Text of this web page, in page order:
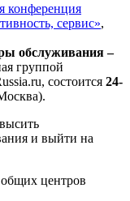
конференция
сервис»,
обслуживания –
группой
, состоится 24-
и выйти на
центров